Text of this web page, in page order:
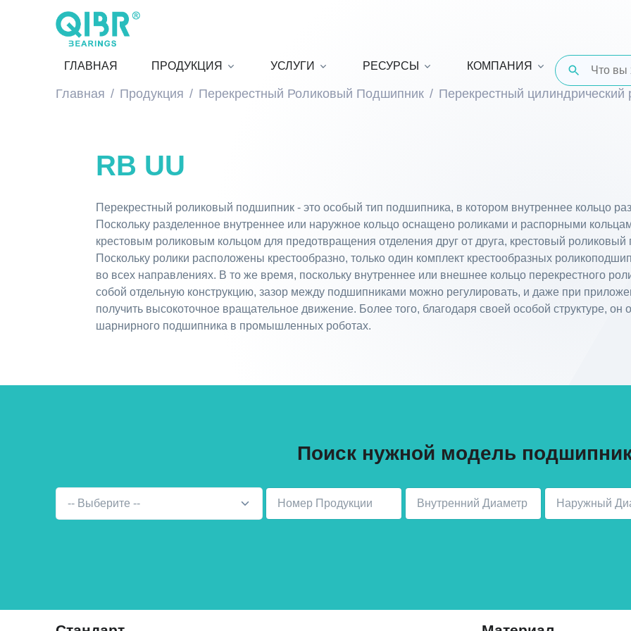
ГЛАВНАЯ ПРОДУКЦИЯ УСЛУГИ РЕСУРСЫ КОМПАНИЯ
Главная Продукция Перекрестный Роликовый Подшипник Перекрестный
RB UU
Перекрестный роликовый подшипник - это особый тип подшипника, в котором внутреннее кольцо
Поскольку разделенное внутреннее или наружное кольцо оснащено роликами и распорными
крестовым роликовым кольцом для предотвращения отделения друг от друга, крестовый роликовый
Поскольку ролики расположены крестообразно, только один комплект крестообразных
во всех направлениях. В то же время, поскольку внутреннее или внешнее кольцо перекрестного
собой отдельную конструкцию, зазор между подшипниками можно регулировать, и даже при
получить высокоточное вращательное движение. Более того, благодаря своей особой структуре, он
шарнирного подшипника в промышленных роботах.
Поиск нужной модель
-- Выберите --